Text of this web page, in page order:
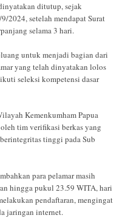
ditutup, sejak
2024, setelah mendapat Surat
selama 3 hari.
untuk menjadi bagian dari
yang telah dinyatakan lolos
seleksi kompetensi dasar
Kemenkumham Papua
tim verifikasi berkas yang
tinggi pada Sub
para pelamar masih
hingga pukul 23.59 WITA, hari
pendaftaran, mengingat
jaringan internet.